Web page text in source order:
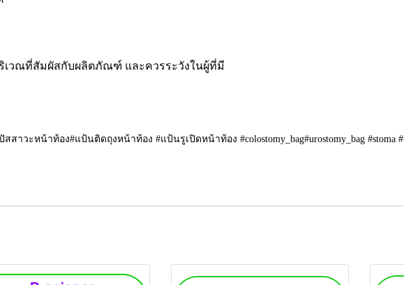
เวณที่สัมผัสกับผลิตภัณฑ์ และควรระวังในผู้ที่มี
าวะหน้าท้อง#แป้นติดถุงหน้าท้อง #แป้นรูเปิดหน้าท้อง #colostomy_bag#urostomy_bag #stoma